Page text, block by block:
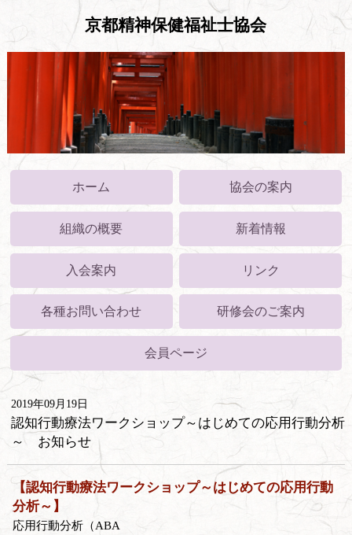
京都精神保健福祉士協会
ホーム 協会の案内
組織の概要 新着情報
入会案内 リンク
各種お問い合わせ 研修会のご案内
会員ページ
2019年09月19日
認知行動療法ワークショップ～はじめての応用行動分析
～ お知らせ
【認知行動療法ワークショップ～はじめての応用行動
分析～】
応用行動分析（ABA